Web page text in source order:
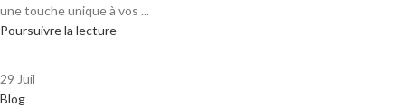
une touche unique à vos ...
Poursuivre la lecture
29 Juil
Blog